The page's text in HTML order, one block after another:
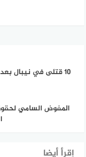
10 قتلى في نيبال
المفوض السامي
إقرأ أيضا